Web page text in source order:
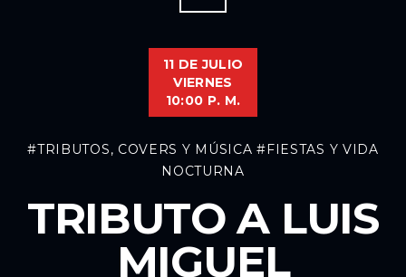
11 DE JULIO
VIERNES
10:00 P. M.
#TRIBUTOS, COVERS Y MÚSICA #FIESTAS Y VIDA
NOCTURNA
TRIBUTO A LUIS
MIGUEL